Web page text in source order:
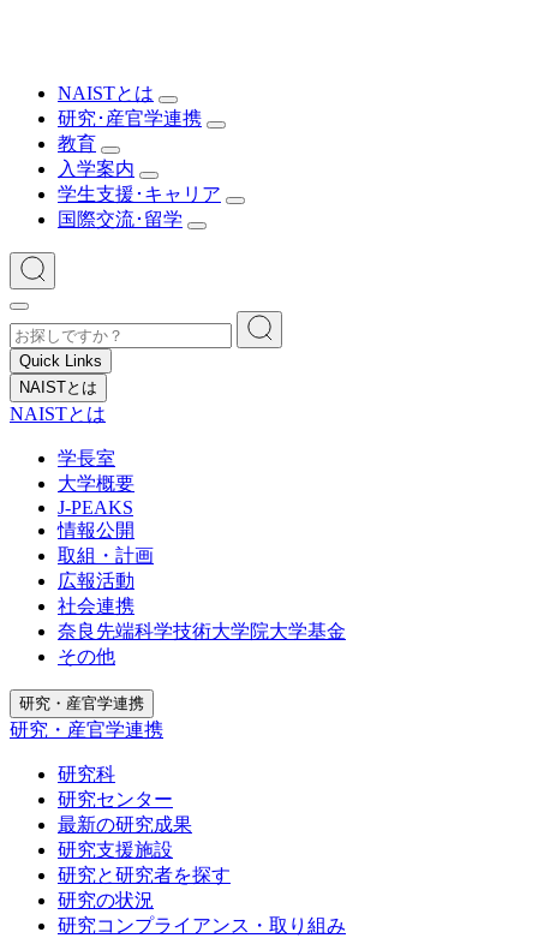
NAISTとは
研究･産官学連携
教育
入学案内
学生支援･キャリア
国際交流･留学
Quick Links
NAISTとは
NAISTとは
学長室
大学概要
J-PEAKS
情報公開
取組・計画
広報活動
社会連携
奈良先端科学技術大学院大学基金
その他
研究・産官学連携
研究・産官学連携
研究科
研究センター
最新の研究成果
研究支援施設
研究と研究者を探す
研究の状況
研究コンプライアンス・取り組み